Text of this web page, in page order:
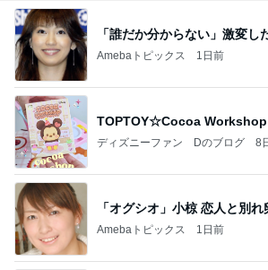
「誰だか分からない」激変し
Amebaトピックス 1日前
TOPTOY☆Cocoa Workshop
ディズニーファン Dのブログ 8
「オグシオ」小椋 恋人と別
Amebaトピックス 1日前